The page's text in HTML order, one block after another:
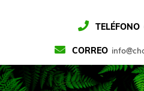
TELÉFONO
CORREO